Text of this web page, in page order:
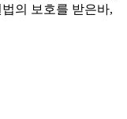
의 보호를 받은바,